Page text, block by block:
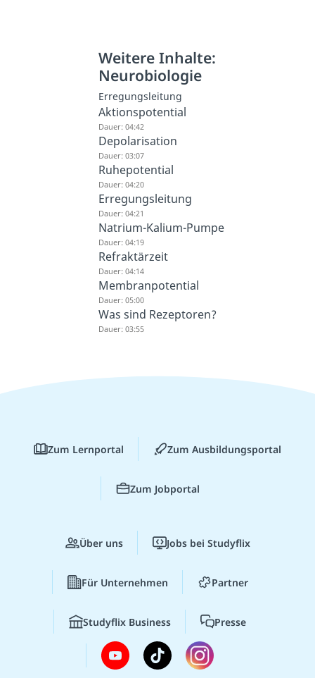
Weitere Inhalte:
Neurobiologie
Erregungsleitung
Aktionspotential
Dauer: 04:42
Depolarisation
Dauer: 03:07
Ruhepotential
Dauer: 04:20
Erregungsleitung
Dauer: 04:21
Natrium-Kalium-Pumpe
Dauer: 04:19
Refraktärzeit
Dauer: 04:14
Membranpotential
Dauer: 05:00
Was sind Rezeptoren?
Dauer: 03:55
Zum Lernportal Zum Ausbildungsportal
Zum Jobportal
Über uns Jobs bei Studyflix
Für Unternehmen Partner
Studyflix Business Presse